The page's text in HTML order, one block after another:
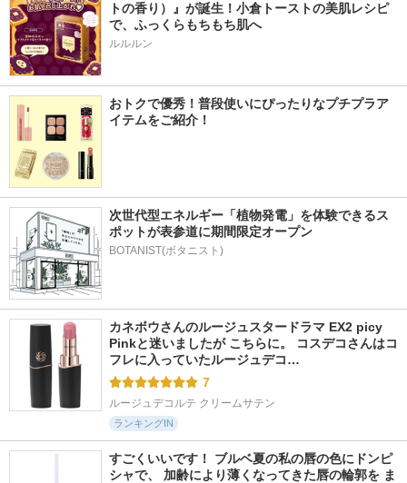
トの香り）』が誕生！小倉トーストの美肌レシピ
で、ふっくらもちもち肌へ
ルルルン
おトクで優秀！普段使いにぴったりなプチプラア
イテムをご紹介！
次世代型エネルギー「植物発電」を体験できるス
ポットが表参道に期間限定オープン
BOTANIST(ボタニスト)
カネボウさんのルージュスタードラマ EX2 picy
Pinkと迷いましたが こちらに。 コスデコさんはコ
フレに入っていたルージュデコ…
7
ルージュデコルテ クリームサテン
ランキングIN
すごくいいです！ ブルベ夏の私の唇の色にドンピ
シャで、 加齢により薄くなってきた唇の輪郭を ま